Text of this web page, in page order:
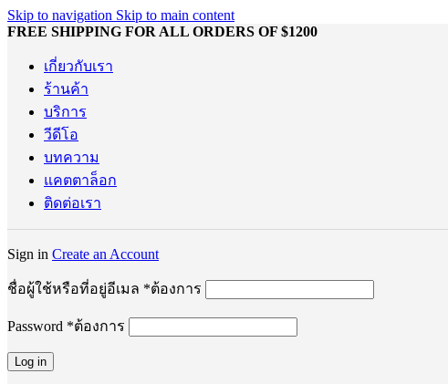
Skip to navigation Skip to main content
FREE SHIPPING FOR ALL ORDERS OF $1200
เกี่ยวกับเรา
ร้านค้า
บริการ
วีดีโอ
บทความ
แคตตาล็อก
ติดต่อเรา
Sign in Create an Account
ชื่อผู้ใช้หรือที่อยู่อีเมล *ต้องการ
Password *ต้องการ
Log in